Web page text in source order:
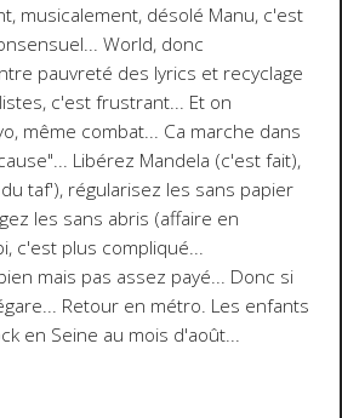
musicalement, désolé Manu, c'est
World, donc
pauvreté des lyrics et recyclage
c'est frustrant... Et on
même combat... Ca marche dans
Libérez Mandela (c'est fait),
taf'), régularisez les sans papier
les sans abris (affaire en
c'est plus compliqué...
mais pas assez payé... Donc si
Retour en métro. Les enfants
en Seine au mois d'août...